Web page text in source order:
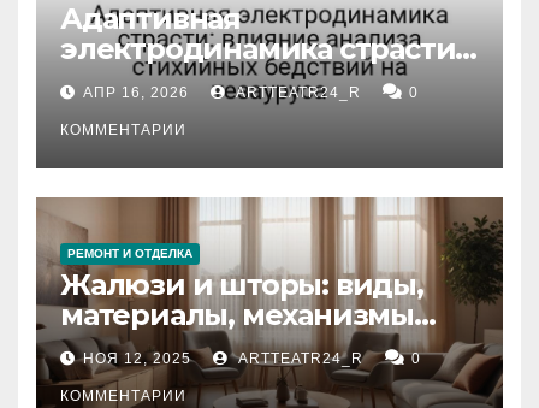
Адаптивная
электродинамика страсти:
влияние анализа
стихийных бедствий на
тезауруса
АПР 16, 2026 ARTTEATR24_R 0
КОММЕНТАРИИ
РЕМОНТ И ОТДЕЛКА
Жалюзи и шторы: виды,
материалы, механизмы
управления и уход
НОЯ 12, 2025 ARTTEATR24_R 0
КОММЕНТАРИИ